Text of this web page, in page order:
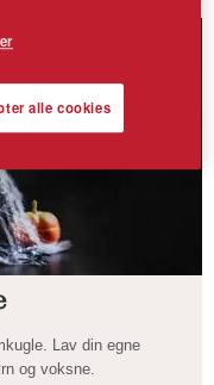
Lav din egne
og voksne.
alle cookies